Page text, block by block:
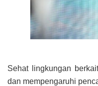
Sehat lingkungan
dan mempengaruhi